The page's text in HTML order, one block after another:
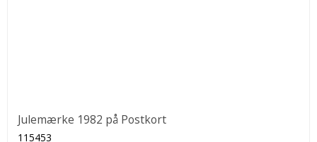
Julemærke 1982 på Postkort
115453